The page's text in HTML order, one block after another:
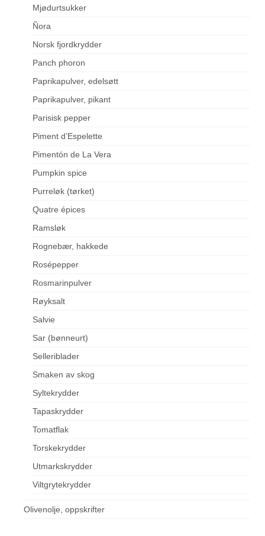
Mjødurtsukker
Ñora
Norsk fjordkrydder
Panch phoron
Paprikapulver, edelsøtt
Paprikapulver, pikant
Parisisk pepper
Piment d’Espelette
Pimentón de La Vera
Pumpkin spice
Purreløk (tørket)
Quatre épices
Ramsløk
Rognebær, hakkede
Rosépepper
Rosmarinpulver
Røyksalt
Salvie
Sar (bønneurt)
Selleriblader
Smaken av skog
Syltekrydder
Tapaskrydder
Tomatflak
Torskekrydder
Utmarkskrydder
Viltgrytekrydder
Olivenolje, oppskrifter